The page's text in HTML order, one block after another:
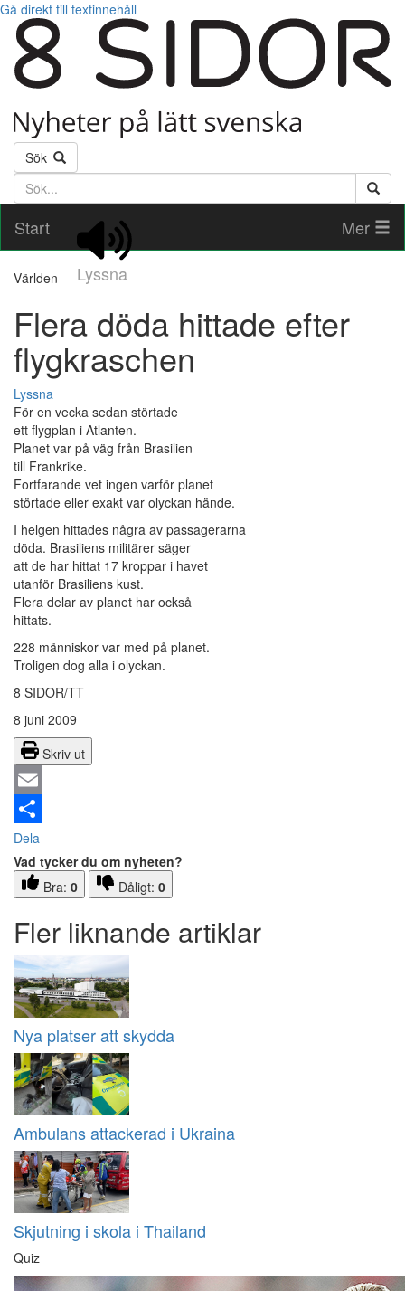
Gå direkt till textinnehåll
Sök
Söktext
Start
Lyssna
Mer
Världen
Flera döda hittade efter
flygkraschen
Lyssna
För en vecka sedan störtade
ett flygplan i Atlanten.
Planet var på väg från Brasilien
till Frankrike.
Fortfarande vet ingen varför planet
störtade eller exakt var olyckan hände.
I helgen hittades några av passagerarna
döda. Brasiliens militärer säger
att de har hittat 17 kroppar i havet
utanför Brasiliens kust.
Flera delar av planet har också
hittats.
228 människor var med på planet.
Troligen dog alla i olyckan.
8 SIDOR/TT
8 juni 2009
Skriv ut
Email
Dela
Vad tycker du om nyheten?
Bra: 0 Dåligt: 0
Fler liknande artiklar
Nya platser att skydda
Ambulans attackerad i Ukraina
Skjutning i skola i Thailand
Quiz